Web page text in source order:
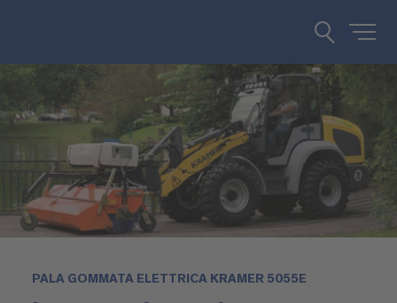
PALA GOMMATA ELETTRICA KRAMER 5055E